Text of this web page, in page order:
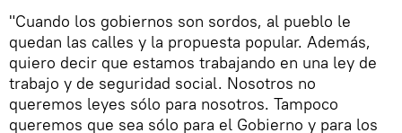
"Cuando los gobiernos son sordos, al pueblo le
quedan las calles y la propuesta popular. Además,
quiero decir que estamos trabajando en una ley de
trabajo y de seguridad social. Nosotros no
queremos leyes sólo para nosotros. Tampoco
queremos que sea sólo para el Gobierno y para los